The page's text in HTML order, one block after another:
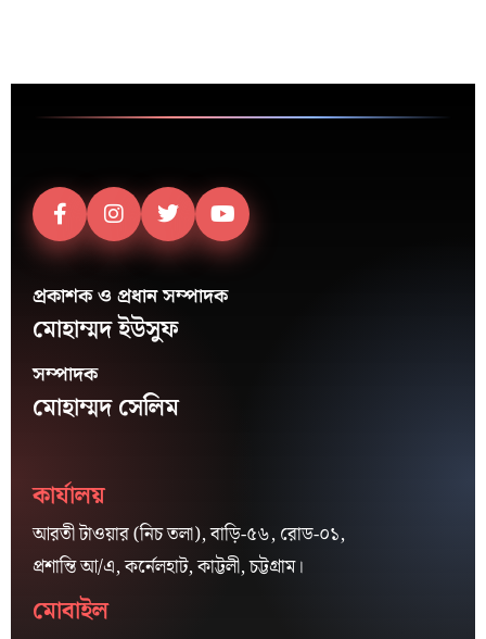
প্রকাশক ও প্রধান সম্পাদক
মোহাম্মদ ইউসুফ
সম্পাদক
মোহাম্মদ সেলিম
কার্যালয়
আরতী টাওয়ার (নিচ তলা), বাড়ি-৫৬, রোড-০১,
প্রশান্তি আ/এ, কর্নেলহাট, কাট্টলী, চট্টগ্রাম।
মোবাইল